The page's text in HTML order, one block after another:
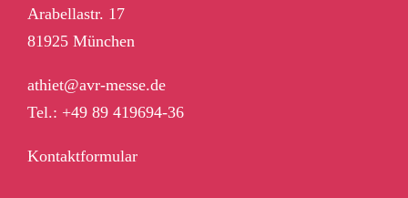
Arabellastr. 17
81925 München
athiet@avr-messe.de
Tel.: +49 89 419694-36
Kontaktformular